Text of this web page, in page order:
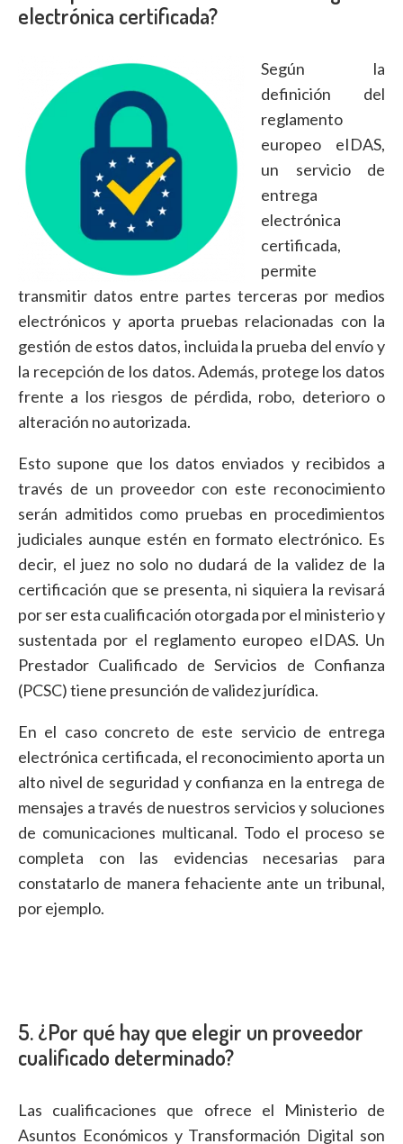
electrónica certificada?
Según la
definición del
reglamento
europeo eIDAS,
un servicio de
entrega
electrónica
certificada,
permite
transmitir datos entre partes terceras por medios
electrónicos y aporta pruebas relacionadas con la
gestión de estos datos, incluida la prueba del envío y
la recepción de los datos. Además, protege los datos
frente a los riesgos de pérdida, robo, deterioro o
alteración no autorizada.
Esto supone que los datos enviados y recibidos a
través de un proveedor con este reconocimiento
serán admitidos como pruebas en procedimientos
judiciales aunque estén en formato electrónico. Es
decir, el juez no solo no dudará de la validez de la
certificación que se presenta, ni siquiera la revisará
por ser esta cualificación otorgada por el ministerio y
sustentada por el reglamento europeo eIDAS. Un
Prestador Cualificado de Servicios de Confianza
(PCSC) tiene presunción de validez jurídica.
En el caso concreto de este servicio de entrega
electrónica certificada, el reconocimiento aporta un
alto nivel de seguridad y confianza en la entrega de
mensajes a través de nuestros servicios y soluciones
de comunicaciones multicanal. Todo el proceso se
completa con las evidencias necesarias para
constatarlo de manera fehaciente ante un tribunal,
por ejemplo.
5. ¿Por qué hay que elegir un proveedor
cualificado determinado?
Las cualificaciones que ofrece el Ministerio de
Asuntos Económicos y Transformación Digital son